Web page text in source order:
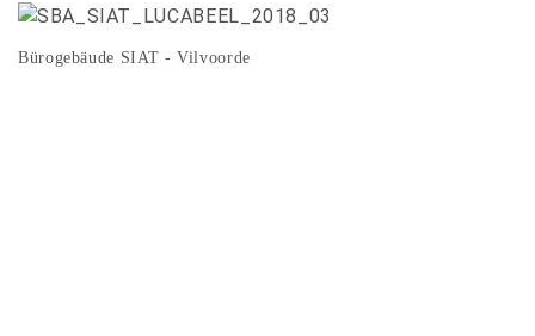
Bürogebäude SIAT - Vilvoorde